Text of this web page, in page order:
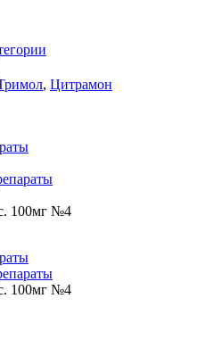
, Цитрамон
100мг №4
100мг №4